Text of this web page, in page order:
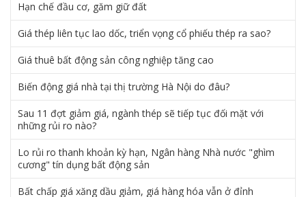
Hạn chế đầu cơ, găm giữ đất
Giá thép liên tục lao dốc, triển vọng cổ phiếu thép ra sao?
Giá thuê bất động sản công nghiệp tăng cao
Biến động giá nhà tại thị trường Hà Nội do đâu?
Sau 11 đợt giảm giá, ngành thép sẽ tiếp tục đối mặt với
những rủi ro nào?
Lo rủi ro thanh khoản kỳ hạn, Ngân hàng Nhà nước "ghìm
cương" tín dụng bất động sản
Bất chấp giá xăng dầu giảm, giá hàng hóa vẫn ở đỉnh